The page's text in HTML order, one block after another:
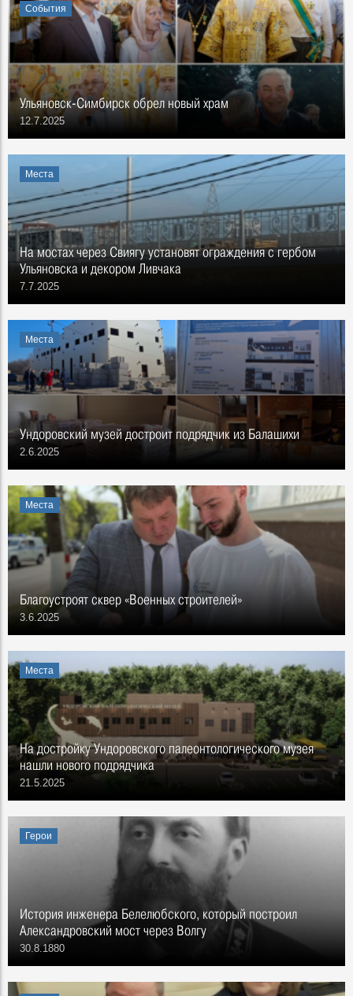
События
Ульяновск-Симбирск обрел новый храм
12.7.2025
Места
На мостах через Свиягу установят ограждения с гербом
Ульяновска и декором Ливчака
7.7.2025
Места
Ундоровский музей достроит подрядчик из Балашихи
2.6.2025
Места
Благоустроят сквер «Военных строителей»
3.6.2025
Места
На достройку Ундоровского палеонтологического музея
нашли нового подрядчика
21.5.2025
Герои
История инженера Белелюбского, который построил
Александровский мост через Волгу
30.8.1880